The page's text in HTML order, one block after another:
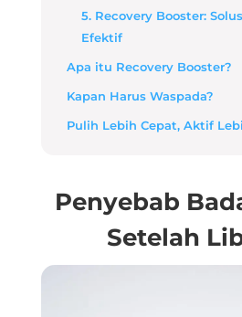
5. Recovery Booster:
Efektif
Apa itu Recovery Booster?
Kapan Harus Waspada?
Pulih Lebih Cepat, Aktif
Penyebab
Setelah